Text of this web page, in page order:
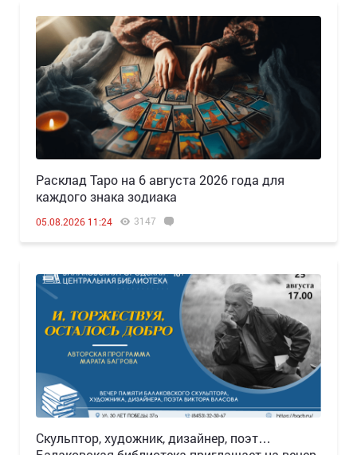
Расклад Таро на 6 августа 2026 года для
каждого знака зодиака
05.08.2026 11:24 3147
Скульптор, художник, дизайнер, поэт…